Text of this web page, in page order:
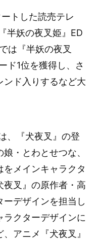
トした読売テレ
半妖の夜叉姫』ED
は『半妖の夜叉
ド1位を獲得し、さ
ンド入りするなど大
、『犬夜叉』の登
・とわとせつな、
メインキャラクタ
夜叉』の原作者・高
デザインを担当し
ラクターデザインに
アニメ『犬夜叉』